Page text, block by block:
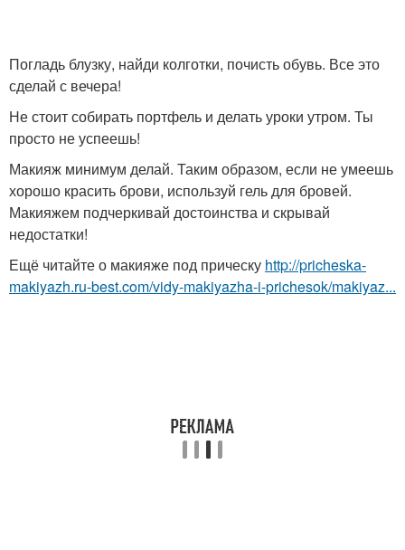
Погладь блузку, найди колготки, почисть обувь. Все это
сделай с вечера!
Не стоит собирать портфель и делать уроки утром. Ты
просто не успеешь!
Макияж минимум делай. Таким образом, если не умеешь
хорошо красить брови, используй гель для бровей.
Макияжем подчеркивай достоинства и скрывай
недостатки!
Ещё читайте о макияже под прическу http://pricheska-
makiyazh.ru-best.com/vidy-makiyazha-i-prichesok/makiyaz...